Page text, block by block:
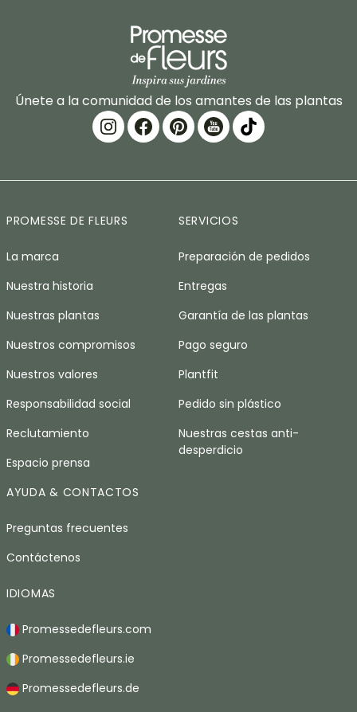
Únete a la comunidad de los amantes de las plantas
PROMESSE DE FLEURS
La marca
Nuestra historia
Nuestras plantas
Nuestros compromisos
Nuestros valores
Responsabilidad social
Reclutamiento
Espacio prensa
SERVICIOS
Preparación de pedidos
Entregas
Garantía de las plantas
Pago seguro
Plantfit
Pedido sin plástico
Nuestras cestas anti-
desperdicio
AYUDA & CONTACTOS
Preguntas frecuentes
Contáctenos
IDIOMAS
Promessedefleurs.com
Promessedefleurs.ie
Promessedefleurs.de